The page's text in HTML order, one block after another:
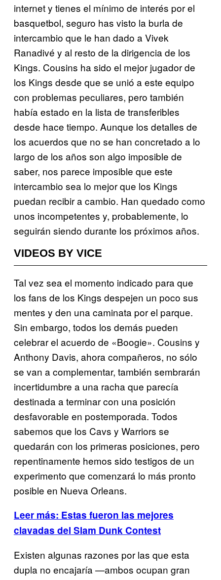
internet y tienes el mínimo de interés por el
basquetbol, seguro has visto la burla de
intercambio que le han dado a Vivek
Ranadivé y al resto de la dirigencia de los
Kings. Cousins ha sido el mejor jugador de
los Kings desde que se unió a este equipo
con problemas peculiares, pero también
había estado en la lista de transferibles
desde hace tiempo. Aunque los detalles de
los acuerdos que no se han concretado a lo
largo de los años son algo imposible de
saber, nos parece imposible que este
intercambio sea lo mejor que los Kings
puedan recibir a cambio. Han quedado como
unos incompetentes y, probablemente, lo
seguirán siendo durante los próximos años.
VIDEOS BY VICE
Tal vez sea el momento indicado para que
los fans de los Kings despejen un poco sus
mentes y den una caminata por el parque.
Sin embargo, todos los demás pueden
celebrar el acuerdo de «Boogie». Cousins y
Anthony Davis, ahora compañeros, no sólo
se van a complementar, también sembrarán
incertidumbre a una racha que parecía
destinada a terminar con una posición
desfavorable en postemporada. Todos
sabemos que los Cavs y Warriors se
quedarán con los primeras posiciones, pero
repentinamente hemos sido testigos de un
experimento que comenzará lo más pronto
posible en Nueva Orleans.
Leer más: Estas fueron las mejores
clavadas del Slam Dunk Contest
Existen algunas razones por las que esta
dupla no encajaría —ambos ocupan gran